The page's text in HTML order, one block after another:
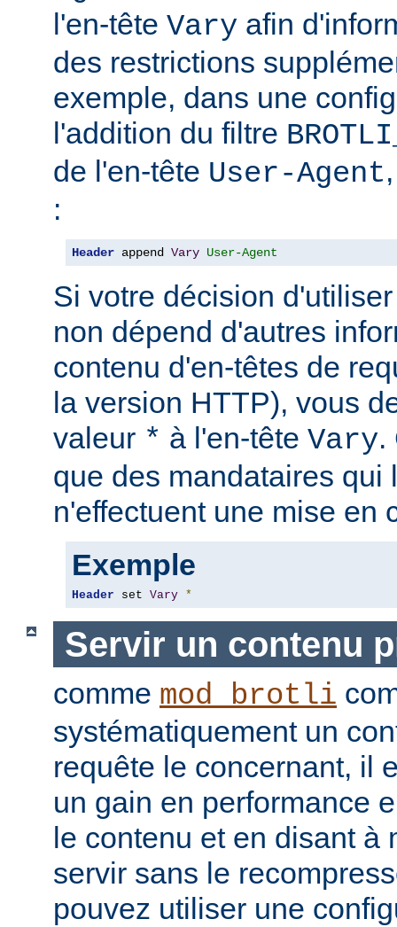
l'en-tête Vary afin
des restrictions
exemple, dans une
l'addition du filtre
de l'en-tête User-Agent
:
Header append Vary User-Agent
Si votre décision
non dépend d'autres
contenu d'en-têtes de
la version HTTP), vous
valeur * à l'en-tête Vary.
que des mandataires qui
n'effectuent une mise en
Exemple
Header set Vary *
Servir un contenu
comme mod_brotli
systématiquement un
requête le concernant, il
un gain en performance
le contenu et en disant à
servir sans le
pouvez utiliser une